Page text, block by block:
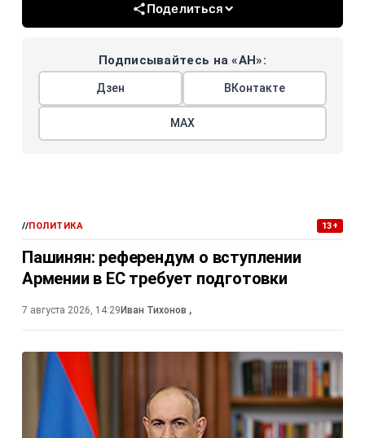
Поделиться
Подписывайтесь на «АН»:
Дзен ВКонтакте
МАХ
//ПОЛИТИКА 13+
Пашинян: референдум о вступлении
Армении в ЕС требует подготовки
7 августа 2026, 14:29 Иван Тихонов ,